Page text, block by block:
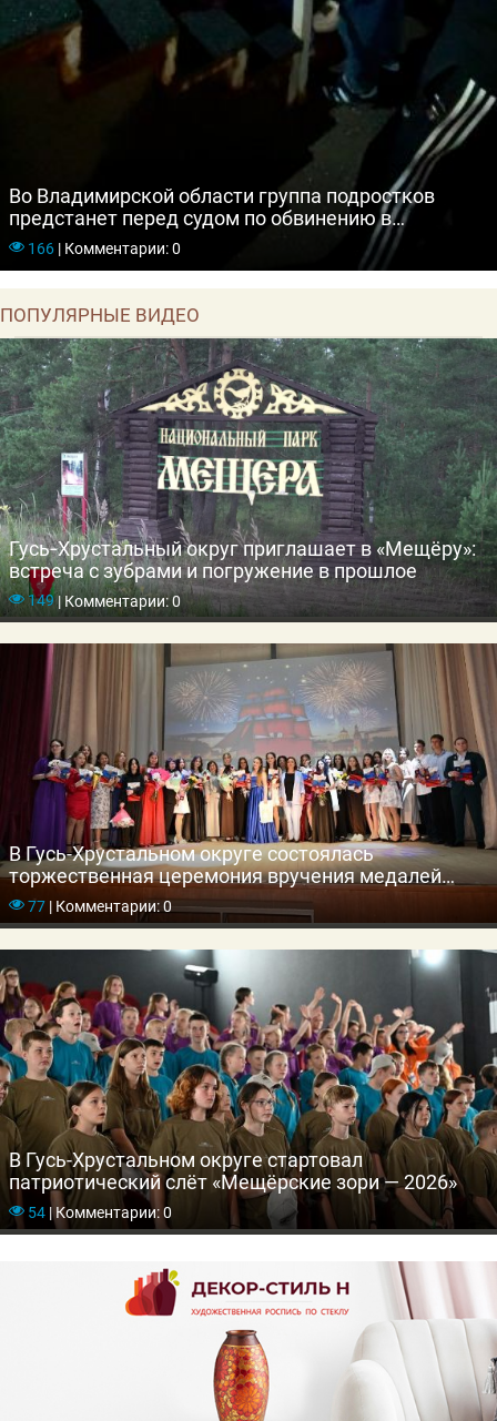
Во Владимирской области группа подростков
предстанет перед судом по обвинению в
экстремизме и нападениях на граждан
166 |Комментарии: 0
ПОПУЛЯРНЫЕ ВИДЕО
Гусь‑Хрустальный округ приглашает в «Мещёру»:
встреча с зубрами и погружение в прошлое
149|Комментарии: 0
В Гусь-Хрустальном округе состоялась
торжественная церемония вручения медалей
выпускникам школ
77 |Комментарии: 0
В Гусь-Хрустальном округе стартовал
патриотический слёт «Мещёрские зори — 2026»
54 |Комментарии: 0